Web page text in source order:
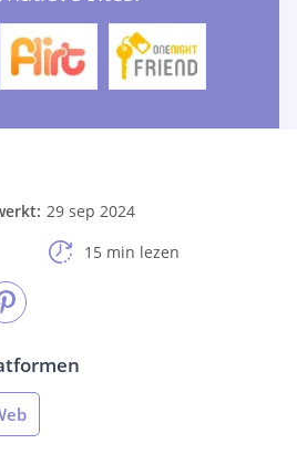
29 sep 2024
15 min lezen